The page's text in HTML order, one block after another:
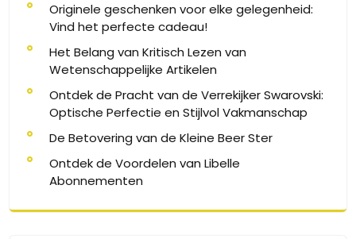
Originele geschenken voor elke gelegenheid:
Vind het perfecte cadeau!
Het Belang van Kritisch Lezen van
Wetenschappelijke Artikelen
Ontdek de Pracht van de Verrekijker Swarovski:
Optische Perfectie en Stijlvol Vakmanschap
De Betovering van de Kleine Beer Ster
Ontdek de Voordelen van Libelle
Abonnementen